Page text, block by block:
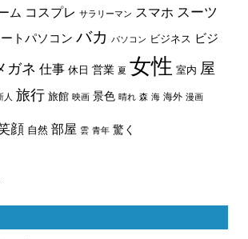
ム コスプレ サラリーマン スマホ スーツ
ートパソコン バカ パソコン ビジネス ビジ
ガネ 仕事 休日 営業 夏 女性 室内 屋
人 旅行 旅館 映画 景色 晴れ 森 海 海外 漫画
顔 自然 部屋 雲 青年 驚く